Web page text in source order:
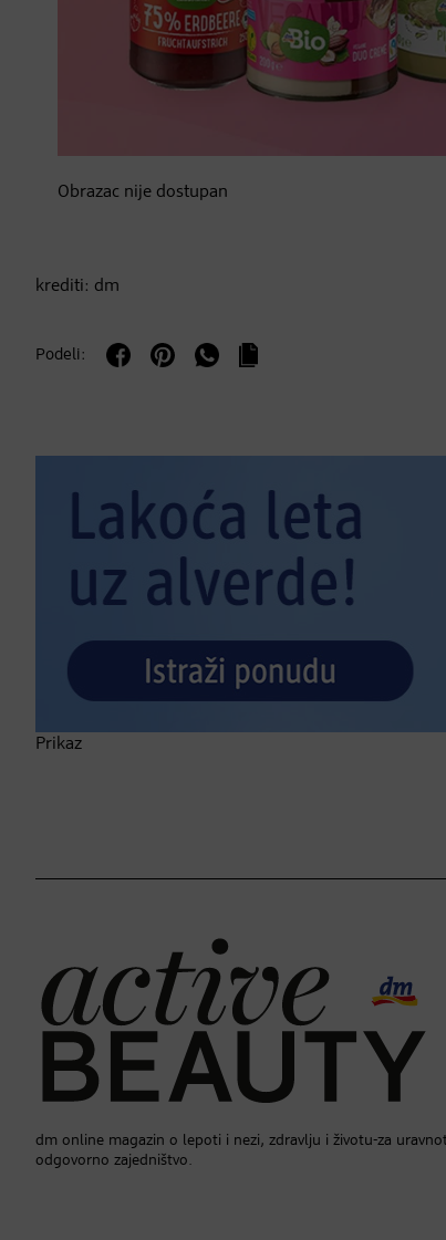
Obrazac nije dostupan
krediti: dm
Podeli:
Prikaz
dm online magazin o lepoti i nezi, zdravlju i životu-za
odgovorno zajedništvo.